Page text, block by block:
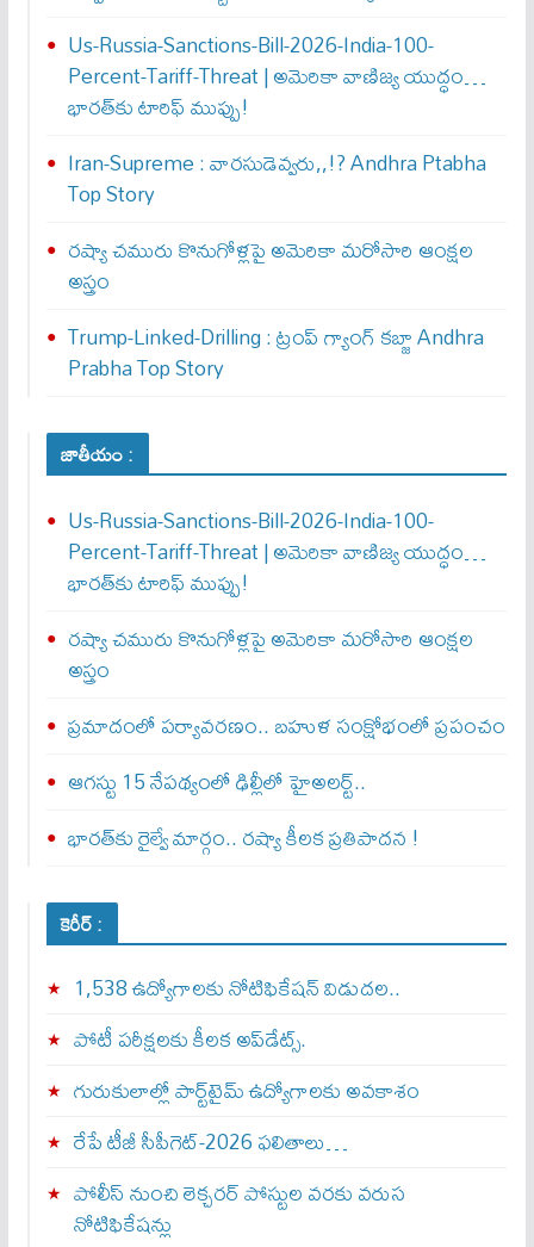
Us-Russia-Sanctions-Bill-2026-India-100-
Percent-Tariff-Threat | అమెరికా వాణిజ్య యుద్ధం…
భారత్‌కు టారిఫ్ ముప్పు!
Iran-Supreme : వార‌సుడెవ్వ‌రు,,!? Andhra Ptabha
Top Story
రష్యా చమురు కొనుగోళ్లపై అమెరికా మరోసారి ఆంక్షల
అస్త్రం
Trump-Linked-Drilling : ట్రంప్ గ్యాంగ్ క‌బ్జా Andhra
Prabha Top Story
జాతీయం :
Us-Russia-Sanctions-Bill-2026-India-100-
Percent-Tariff-Threat | అమెరికా వాణిజ్య యుద్ధం…
భారత్‌కు టారిఫ్ ముప్పు!
రష్యా చమురు కొనుగోళ్లపై అమెరికా మరోసారి ఆంక్షల
అస్త్రం
ప్రమాదంలో పర్యావరణం.. బహుళ సంక్షోభంలో ప్రపంచం
ఆగస్టు 15 నేపథ్యంలో ఢిల్లీలో హైఅలర్ట్..
భారత్‌కు రైల్వే మార్గం.. రష్యా కీలక ప్రతిపాదన !
కెరీర్ :
1,538 ఉద్యోగాలకు నోటిఫికేషన్ విడుదల..
పోటీ పరీక్షలకు కీలక అప్‌డేట్స్.
గురుకులాల్లో పార్ట్‌టైమ్ ఉద్యోగాలకు అవకాశం
రేపే టీజీ సీపీగెట్‌-2026 ఫలితాలు…
పోలీస్ నుంచి లెక్చరర్ పోస్టుల వరకు వరుస
నోటిఫికేషన్లు